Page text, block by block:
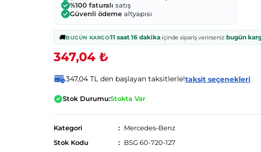
%100 faturalı satış
Güvenli ödeme altyapısı
🚚BUGÜN KARGO11 saat 16 dakikaiçinde sipariş verirseniz bugün
347,04 ₺
347,04 TL den başlayan taksitlerle!taksit seçenekleri
Stok Durumu:Stokta Var
Kategori
Mercedes-Benz
Stok Kodu
BSG 60-720-127